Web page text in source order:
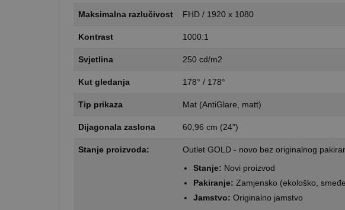
Maksimalna razlučivost FHD / 1920 x 1080
Kontrast 1000:1
Svjetlina 250 cd/m2
Kut gledanja 178° / 178°
Tip prikaza Mat (AntiGlare, matt)
Dijagonala zaslona 60,96 cm (24")
Stanje proizvoda:
Outlet GOLD - novo bez originalnog
Stanje: Novi proizvod
Pakiranje: Zamjensko (ekološko,
Jamstvo: Originalno jamstvo